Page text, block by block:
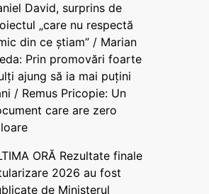
David, surprins de
„care nu respectă
din ce știam” / Marian
Prin promovări foarte
ajung să ia mai puțini
/ Remus Pricopie: Un
care are zero
ORĂ Rezultate finale
2026 au fost
de Ministerul